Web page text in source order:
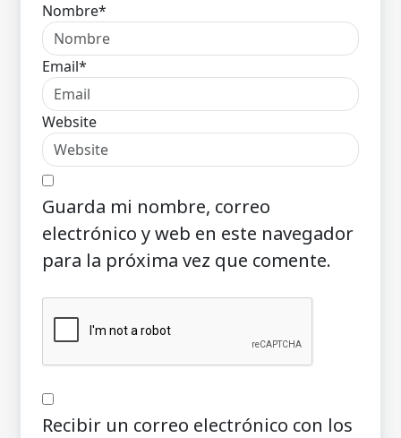
Nombre*
Email*
Website
Guarda mi nombre, correo
electrónico y web en este navegador
para la próxima vez que comente.
Recibir un correo electrónico con los